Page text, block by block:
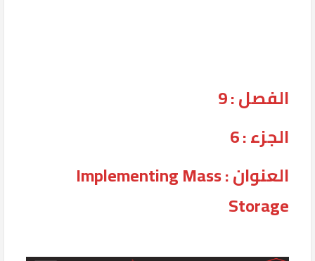
الفصل : 9
الجزء : 6
العنوان : Implementing Mass
Storage